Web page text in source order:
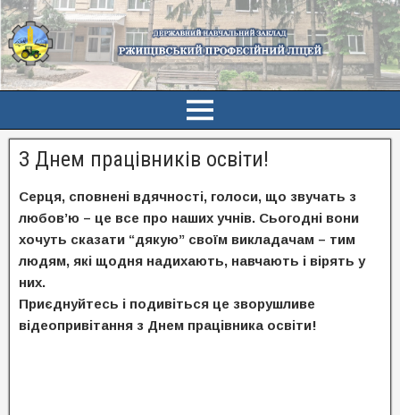
З Днем працівників освіти!
Серця, сповнені вдячності, голоси, що звучать з
любов’ю – це все про наших учнів. Сьогодні вони
хочуть сказати “дякую” своїм викладачам – тим
людям, які щодня надихають, навчають і вірять у
них.
Приєднуйтесь і подивіться це зворушливе
відеопривітання з Днем працівника освіти!